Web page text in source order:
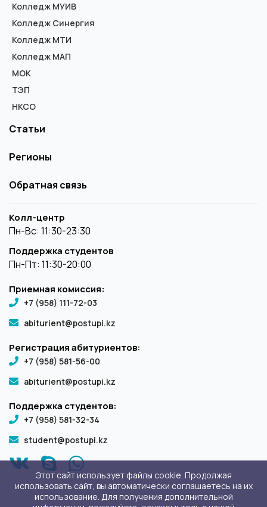
Колледж МУИВ
Колледж Синергия
Колледж МТИ
Колледж МАП
МОК
ТЭП
НКСО
Статьи
Регионы
Обратная связь
Колл-центр
Пн-Вс: 11:30-23:30
Поддержка студентов
Пн-Пт: 11:30-20:00
Приемная комиссия:
+7 (958) 111-72-03
abiturient@postupi.kz
Регистрация абитуриентов:
+7 (958) 581-56-00
abiturient@postupi.kz
Поддержка студентов:
+7 (958) 581-32-34
student@postupi.kz
Этот сайт использует файлы cookie. Продолжая
использовать сайт, вы автоматически соглашаетесь на их
использование. Для получения дополнительной